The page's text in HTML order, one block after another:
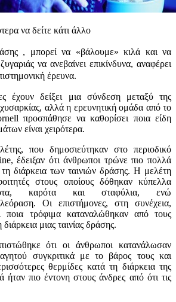
να δείτε κάτι άλλο
, μπορεί να «βάλουμε» κιλά και να
να ανεβαίνει επικίνδυνα, αναφέρει
έρευνα.
έχουν δείξει μια σύνδεση μεταξύ της
αλλά η ερευνητική ομάδα από το
προσπάθησε να καθορίσει ποια είδη
είναι χειρότερα.
που δημοσιεύτηκαν στο περιοδικό
έδειξαν ότι άνθρωποι τρώνε πιο πολλά
διάρκεια των ταινιών δράσης. Η μελέτη
στους οποίους δόθηκαν κύπελλα
καρότα και σταφύλια, ενώ
Οι επιστήμονες, στη συνέχεια,
ποια τρόφιμα καταναλώθηκαν από τους
μιας ταινίας δράσης.
ότι οι άνθρωποι κατανάλωσαν
συγκριτικά με το βάρος τους και
θερμίδες κατά τη διάρκεια της
ήταν πιο έντονη στους άνδρες από ότι τις